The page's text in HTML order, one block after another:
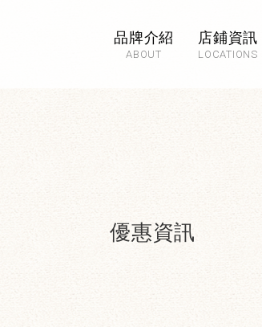
品牌介紹
ABOUT
店鋪資訊
LOCATIONS
優惠資訊